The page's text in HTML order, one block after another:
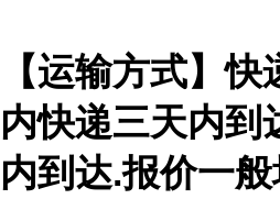
【运输方式】快
内快递三天内到
内到达.报价一